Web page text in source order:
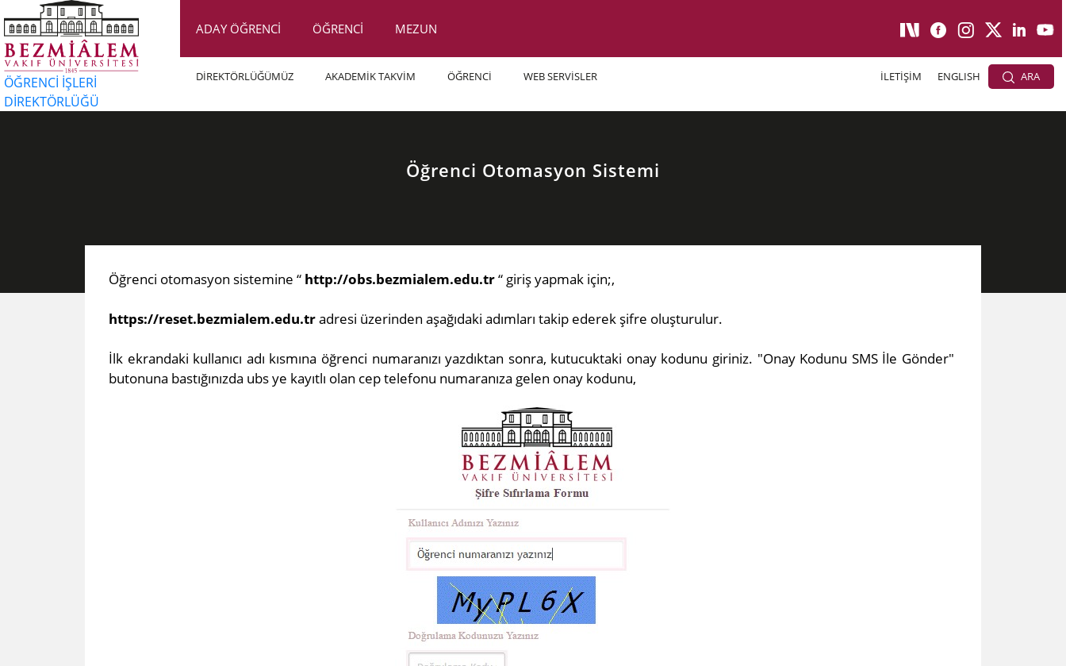
ÖĞRENCİ İŞLERİ
DİREKTÖRLÜĞÜ
ADAY ÖĞRENCİ ÖĞRENCİ MEZUN
DİREKTÖRLÜĞÜMÜZ AKADEMİK TAKVİM ÖĞRENCİ WEB SERVİSLER İLETİŞİM ENGLISH ARA
Öğrenci Otomasyon Sistemi
Öğrenci otomasyon sistemine “ http://obs.bezmialem.edu.tr“ giriş yapmak için;,
https://reset.bezmialem.edu.tr​adresi üzerinden aşağıdaki adımları takip ederek şifre oluşturulur.
İlk ekrandaki kullanıcı adı kısmına öğrenci numaranızı yazdıktan sonra, kutucukta​ki onay kodunu giriniz. "Onay Kodunu SMS İle Gönder"
butonuna bastığınızda ubs ye kayıtlı olan cep telefonu numaranıza gelen onay kodunu,